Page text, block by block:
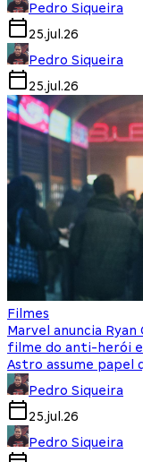
Pedro Siqueira
25.jul.26
Pedro Siqueira
25.jul.26
Filmes
Marvel anuncia
filme do anti-herói
Astro assume papel
Pedro Siqueira
25.jul.26
Pedro Siqueira